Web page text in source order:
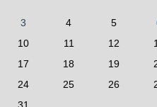
3
4 5
10
11 12
17
18 19
24
25 26